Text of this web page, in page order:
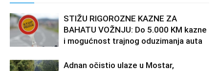
STIŽU RIGOROZNE KAZNE ZA
BAHATU VOŽNJU: Do 5.000 KM kazne
i mogućnost trajnog oduzimanja auta
Adnan očistio ulaze u Mostar,